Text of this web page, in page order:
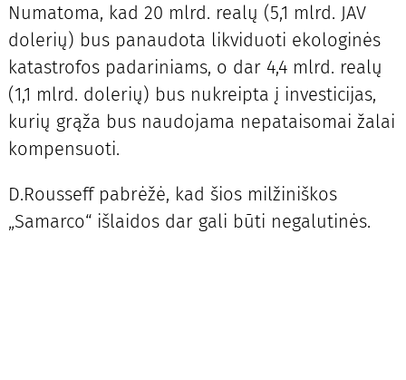
Numatoma, kad 20 mlrd. realų (5,1 mlrd. JAV
dolerių) bus panaudota likviduoti ekologinės
katastrofos padariniams, o dar 4,4 mlrd. realų
(1,1 mlrd. dolerių) bus nukreipta į investicijas,
kurių grąža bus naudojama nepataisomai žalai
kompensuoti.
D.Rousseff pabrėžė, kad šios milžiniškos
„Samarco“ išlaidos dar gali būti negalutinės.